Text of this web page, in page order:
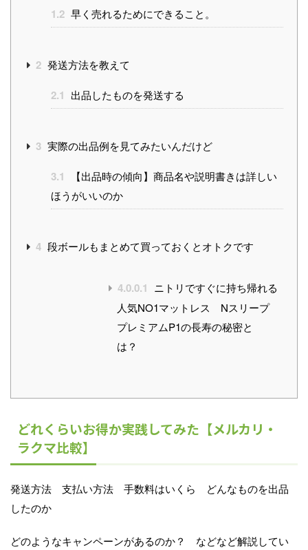
1.2 早く売れるためにできること。
2 発送方法を教えて
2.1 出品したものを発送する
3 実際の出品例を見てみたいんだけど
3.1
【出品時の傾向】商品名や説明書きは詳しい
ほうがいいのか
4 段ボールもまとめて買っておくとオトクです
4.0.0.1 ニトリですぐに持ち帰れる
人気NO1マットレス Nスリープ
プレミアムP1の長寿の秘密と
は？
どれくらいお得か実践してみた【メルカリ・
ラクマ比較】
発送方法 支払い方法 手数料はいくら どんなものを出品
したのか
どのようなキャンペーンがあるのか？ などなど解説してい